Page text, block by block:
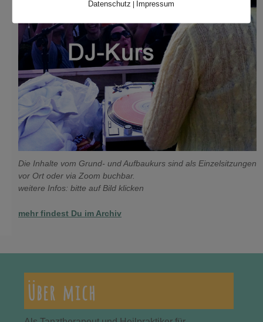
Die Inhalte vom Grund- und Aufbaukurs sind als Einzelsitzungen
vor Ort oder via Zoom buchbar.
weitere Infos: bitte auf Bild klicken
mehr findest Du im Archiv
Über mich
Datenschutz | Impressum